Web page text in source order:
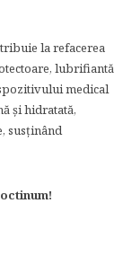
la refacerea
lubrifiantă
medical
și hidratată,
susținând